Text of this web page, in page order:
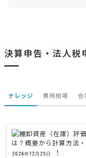
決算申告・法人税
ナレッジ 費用相場 会
2024年12月25日